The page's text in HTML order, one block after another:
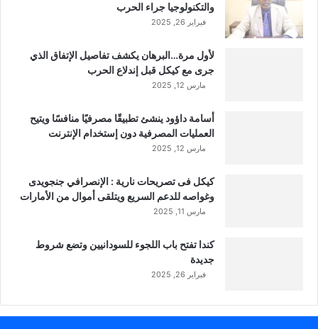
والتكنولوجيا جراء الحرب
فبراير 26, 2025
لأول مرة…البرهان يكشف تفاصيل الإتفاق الذي
جرى مع كيكل قبل إندلاع الحرب
مارس 12, 2025
أسامة داؤود ينشئ تطبيقًا مصرفيًا منافسًا ويتيح
العمليات المصرفية دون إستخدام الإنترنت
مارس 12, 2025
كيكل فى تصريحات نارية : الإنصرافي جنجويدى
وغواصه للدعم السريع ويتلقى أموال من الأمارات
مارس 11, 2025
كندا تفتح باب اللجوء للسودانيين وتضع شروط
جديدة
فبراير 26, 2025